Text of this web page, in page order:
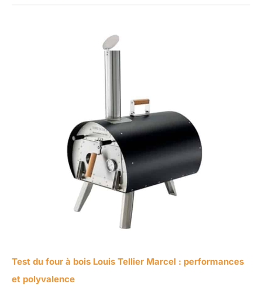
Test du four à bois Louis Tellier Marcel : performances
et polyvalence